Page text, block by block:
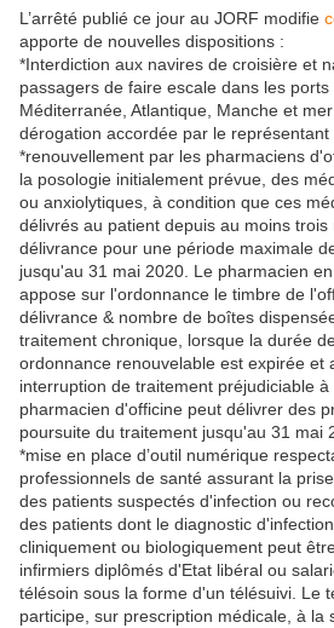
L’arrêté publié ce jour au JORF modifie
apporte de nouvelles dispositions :
*Interdiction aux navires de croisière et
passagers de faire escale dans les
Méditerranée, Atlantique, Manche et
dérogation accordée par le représentant
*renouvellement par les pharmaciens
la posologie initialement prévue, des
ou anxiolytiques, à condition que ces
délivrés au patient depuis au moins trois
délivrance pour une période maximale
jusqu'au 31 mai 2020. Le pharmacien
appose sur l'ordonnance le timbre de
délivrance & nombre de boîtes
traitement chronique, lorsque la durée
ordonnance renouvelable est expirée et
interruption de traitement préjudiciable
pharmacien d'officine peut délivrer des
poursuite du traitement jusqu'au 31 mai
*mise en place d’outil numérique
professionnels de santé assurant la
des patients suspectés d'infection ou
des patients dont le diagnostic
cliniquement ou biologiquement peut
infirmiers diplômés d'Etat libéral ou
télésoin sous la forme d'un télésuivi. Le
participe, sur prescription médicale, à la